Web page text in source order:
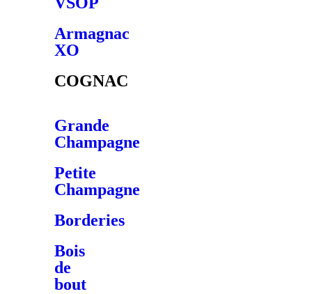
Armagnac
XO
COGNAC
Grande
Champagne
Petite
Champagne
Borderies
Bois
de
bout